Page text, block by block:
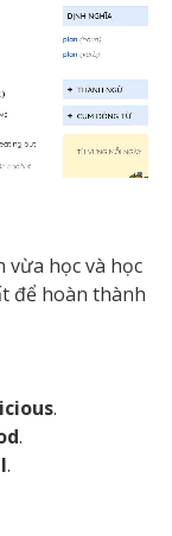
học và học
để hoàn thành
.
.
.